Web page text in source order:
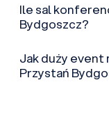
Ile sal
Bydgoszcz?
Jak duży event
Przystań